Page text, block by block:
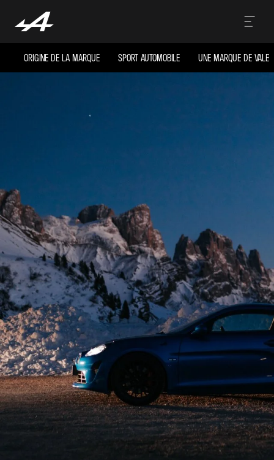
ORIGINE DE LA MARQUE SPORT AUTOMOBILE UNE MARQUE DE